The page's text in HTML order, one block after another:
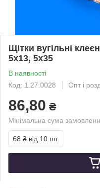
Щітки вугільні
5х13, 5х35
В наявності
Код: 1.27.0028
Опт і
86,80 ₴
Мінімальна сума
68 ₴ від 10 шт.